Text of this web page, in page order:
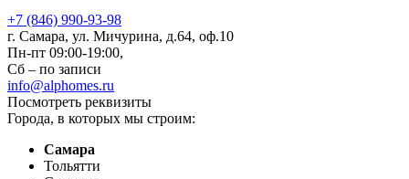
+7 (846) 990-93-98
г. Самара, ул. Мичурина, д.64, оф.10
Пн-пт 09:00-19:00,
Сб – по записи
info@alphomes.ru
Посмотреть реквизиты
Города, в которых мы строим:
Самара
Тольятти